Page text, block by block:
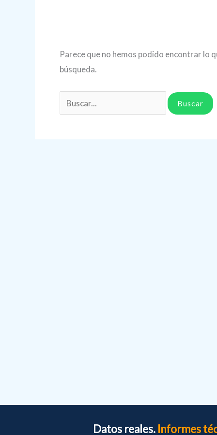
Parece que no hemos podido encontrar lo
búsqueda.
Buscar
por:
Datos reales. Informes